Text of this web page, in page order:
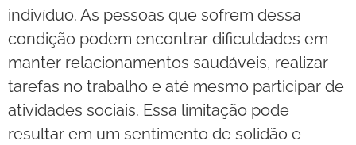
indivíduo. As pessoas que sofrem dessa
condição podem encontrar dificuldades em
manter relacionamentos saudáveis, realizar
tarefas no trabalho e até mesmo participar de
atividades sociais. Essa limitação pode
resultar em um sentimento de solidão e